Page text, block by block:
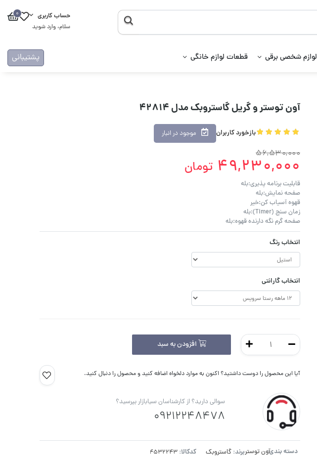
حساب کاربری
سلام، وارد شوید
0
لوازم شخصی برقی قطعات لوازم خانگی پشتیبانی
آون توستر و گریل گاستروبک مدل 42814
بازخورد کاربران موجود در انبار
56,530,000
49,230,000 تومان
قابلیت برنامه پذیری:بله
صفحه نمایش:بله
قهوه آسیاب کن:خیر
زمان سنج (Timer):بله
صفحه گرم نگه دارنده قهوه:بله
انتخاب رنگ
انتخاب گارانتی
افزودن به سبد
آیا این محصول را دوست داشتید؟ اکنون به موارد دلخواه اضافه کنید و محصول را دنبال کنید.
سوالی دارید؟ از کارشناسان سیابازار بپرسید؟
09212248478
دسته بندی:آون توستربرند: گاستروبک کدکالا: